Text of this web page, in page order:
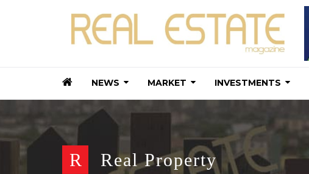
NEWS MARKET INVESTMENTS
R Real Property